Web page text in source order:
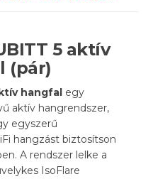
5 aktív
(pár)
hangfal egy
aktív hangrendszer,
egyszerű
hangzást biztosítson
A rendszer lelke a
IsoFlare